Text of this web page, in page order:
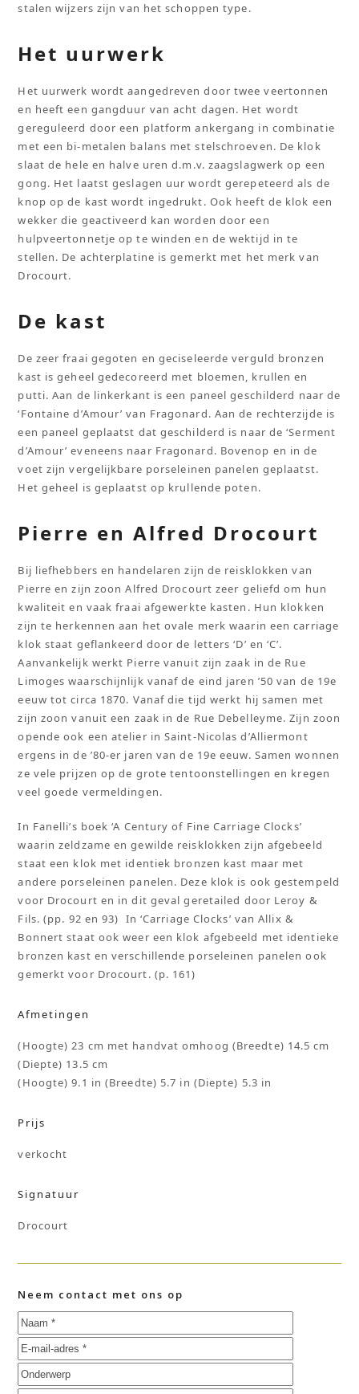
stalen wijzers zijn van het schoppen type.
Het uurwerk
Het uurwerk wordt aangedreven door twee veertonnen
en heeft een gangduur van acht dagen. Het wordt
gereguleerd door een platform ankergang in combinatie
met een bi-metalen balans met stelschroeven. De klok
slaat de hele en halve uren d.m.v. zaagslagwerk op een
gong. Het laatst geslagen uur wordt gerepeteerd als de
knop op de kast wordt ingedrukt. Ook heeft de klok een
wekker die geactiveerd kan worden door een
hulpveertonnetje op te winden en de wektijd in te
stellen. De achterplatine is gemerkt met het merk van
Drocourt.
De kast
De zeer fraai gegoten en geciseleerde verguld bronzen
kast is geheel gedecoreerd met bloemen, krullen en
putti. Aan de linkerkant is een paneel geschilderd naar de
‘Fontaine d’Amour’ van Fragonard. Aan de rechterzijde is
een paneel geplaatst dat geschilderd is naar de ‘Serment
d’Amour’ eveneens naar Fragonard. Bovenop en in de
voet zijn vergelijkbare porseleinen panelen geplaatst.
Het geheel is geplaatst op krullende poten.
Pierre en Alfred Drocourt
Bij liefhebbers en handelaren zijn de reisklokken van
Pierre en zijn zoon Alfred Drocourt zeer geliefd om hun
kwaliteit en vaak fraai afgewerkte kasten. Hun klokken
zijn te herkennen aan het ovale merk waarin een carriage
klok staat geflankeerd door de letters ‘D’ en ‘C’.
Aanvankelijk werkt Pierre vanuit zijn zaak in de Rue
Limoges waarschijnlijk vanaf de eind jaren ’50 van de 19e
eeuw tot circa 1870. Vanaf die tijd werkt hij samen met
zijn zoon vanuit een zaak in de Rue Debelleyme. Zijn zoon
opende ook een atelier in Saint-Nicolas d’Alliermont
ergens in de ’80-er jaren van de 19e eeuw. Samen wonnen
ze vele prijzen op de grote tentoonstellingen en kregen
veel goede vermeldingen.
In Fanelli’s boek ‘A Century of Fine Carriage Clocks’
waarin zeldzame en gewilde reisklokken zijn afgebeeld
staat een klok met identiek bronzen kast maar met
andere porseleinen panelen. Deze klok is ook gestempeld
voor Drocourt en in dit geval geretailed door Leroy &
Fils. (pp. 92 en 93) In ‘Carriage Clocks’ van Allix &
Bonnert staat ook weer een klok afgebeeld met identieke
bronzen kast en verschillende porseleinen panelen ook
gemerkt voor Drocourt. (p. 161)
Afmetingen
(Hoogte) 23 cm met handvat omhoog (Breedte) 14.5 cm
(Diepte) 13.5 cm
(Hoogte) 9.1 in (Breedte) 5.7 in (Diepte) 5.3 in
Prijs
verkocht
Signatuur
Drocourt
Neem contact met ons op